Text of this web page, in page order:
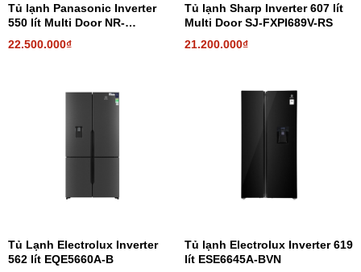
Tủ lạnh Panasonic Inverter
550 lít Multi Door NR-
22.500.000₫
Tủ lạnh Sharp Inverter 607 lít
Multi Door SJ-FXPI689V-RS
21.200.000₫
Tủ Lạnh Electrolux Inverter
562 lít EQE5660A-B
Tủ lạnh Electrolux Inverter 619
lít ESE6645A-BVN